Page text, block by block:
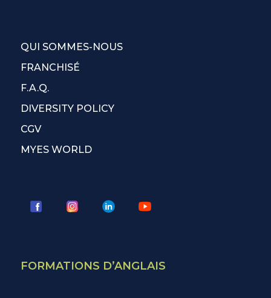
QUI SOMMES-NOUS
FRANCHISÉ
F.A.Q.
DIVERSITY POLICY
CGV
MYES WORLD
FORMATIONS D’ANGLAIS